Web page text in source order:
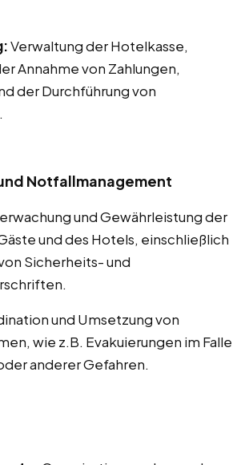
Verwaltung der Hotelkasse,
Annahme von Zahlungen,
der Durchführung von
Notfallmanagement
und Gewährleistung der
und des Hotels, einschließlich
Sicherheits- und
und Umsetzung von
wie z.B. Evakuierungen im Falle
anderer Gefahren.